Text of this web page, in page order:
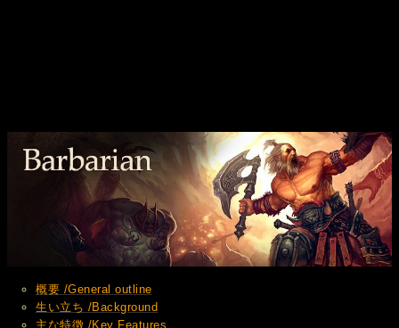
概要 /General outline
生い立ち /Background
主な特徴 /Key Features